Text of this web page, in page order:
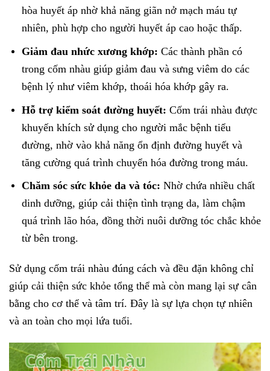
hòa huyết áp nhờ khả năng giãn nở mạch máu tự
nhiên, phù hợp cho người huyết áp cao hoặc thấp.
Giảm đau nhức xương khớp: Các thành phần có
trong cốm nhàu giúp giảm đau và sưng viêm do các
bệnh lý như viêm khớp, thoái hóa khớp gây ra.
Hỗ trợ kiểm soát đường huyết: Cốm trái nhàu được
khuyến khích sử dụng cho người mắc bệnh tiểu
đường, nhờ vào khả năng ổn định đường huyết và
tăng cường quá trình chuyển hóa đường trong máu.
Chăm sóc sức khỏe da và tóc: Nhờ chứa nhiều chất
dinh dưỡng, giúp cải thiện tình trạng da, làm chậm
quá trình lão hóa, đồng thời nuôi dưỡng tóc chắc khỏe
từ bên trong.
Sử dụng cốm trái nhàu đúng cách và đều đặn không chỉ
giúp cải thiện sức khỏe tổng thể mà còn mang lại sự cân
bằng cho cơ thể và tâm trí. Đây là sự lựa chọn tự nhiên
và an toàn cho mọi lứa tuổi.